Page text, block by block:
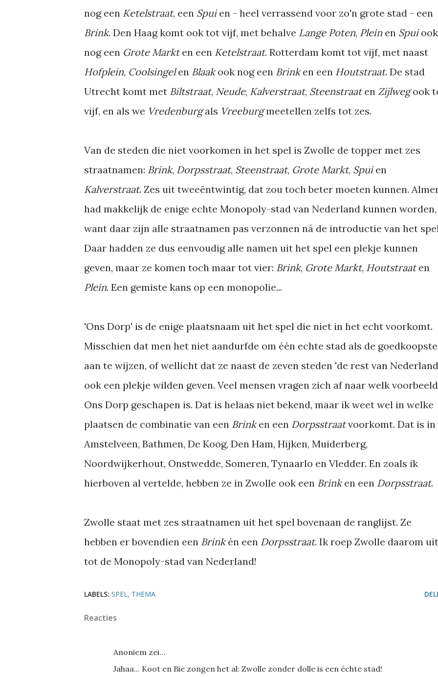
nog een Ketelstraat, een Spuien - heel verrassend voor zo'n grote stad - een
Brink. Den Haag komt ook tot vijf, met behalve Lange Poten, Plein en Spuiook
nog een Grote Markten een Ketelstraat. Rotterdam komt tot vijf, met naast
Hofplein, Coolsingelen Blaakook nog een Brinken een Houtstraat. De stad
Utrecht komt met Biltstraat, Neude, Kalverstraat, Steenstraaten Zijlwegook
vijf, en als we Vredenburgals Vreeburgmeetellen zelfs tot zes.
Van de steden die niet voorkomen in het spel is Zwolle de topper met zes
straatnamen: Brink, Dorpsstraat, Steenstraat, Grote Markt, Spuien
Kalverstraat. Zes uit tweeëntwintig, dat zou toch beter moeten kunnen.
had makkelijk de enige echte Monopoly-stad van Nederland kunnen worden,
want daar zijn alle straatnamen pas verzonnen ná de introductie van het
Daar hadden ze dus eenvoudig alle namen uit het spel een plekje kunnen
geven, maar ze komen toch maar tot vier: Brink, Grote Markt, Houtstraaten
Plein. Een gemiste kans op een monopolie...
'Ons Dorp' is de enige plaatsnaam uit het spel die niet in het echt voorkomt.
Misschien dat men het niet aandurfde om één echte stad als de goedkoopste
aan te wijzen, of wellicht dat ze naast de zeven steden 'de rest van
ook een plekje wilden geven. Veel mensen vragen zich af naar welk voorbeeld
Ons Dorp geschapen is. Dat is helaas niet bekend, maar ik weet wel in welke
plaatsen de combinatie van een Brinken een Dorpsstraatvoorkomt. Dat is in
Amstelveen, Bathmen, De Koog, Den Ham, Hijken, Muiderberg,
Noordwijkerhout, Onstwedde, Someren, Tynaarlo en Vledder. En zoals ik
hierboven al vertelde, hebben ze in Zwolle ook een Brinken een Dorpsstraat.
Zwolle staat met zes straatnamen uit het spel bovenaan de ranglijst. Ze
hebben er bovendien een Brinkén een Dorpsstraat. Ik roep Zwolle daarom uit
tot de Monopoly-stad van Nederland!
LABELS: SPEL THEMA
Reacties
Anoniem zei…
Jahaa... Koot en Bie zongen het al: Zwolle zonder dolle is een échte stad!